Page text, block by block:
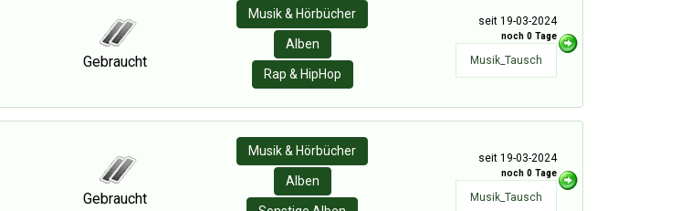
Gebraucht
Musik & Hörbücher
Alben
Rap & HipHop
seit 19-03-2024
noch 0 Tage
Musik_Tausch
Gebraucht
Musik & Hörbücher
Alben
seit 19-03-2024
noch 0 Tage
Musik_Tausch